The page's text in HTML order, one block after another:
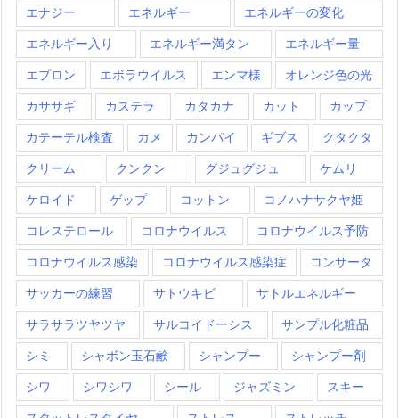
エナジー エネルギー エネルギーの変化
エネルギー入り エネルギー満タン エネルギー量
エプロン エボラウイルス エンマ様 オレンジ色の光
カササギ カステラ カタカナ カット カップ
カテーテル検査 カメ カンパイ ギブス クタクタ
クリーム クンクン グジュグジュ ケムリ
ケロイド ゲップ コットン コノハナサクヤ姫
コレステロール コロナウイルス コロナウイルス予防
コロナウイルス感染 コロナウイルス感染症 コンサータ
サッカーの練習 サトウキビ サトルエネルギー
サラサラツヤツヤ サルコイドーシス サンプル化粧品
シミ シャボン玉石鹸 シャンプー シャンプー剤
シワ シワシワ シール ジャズミン スキー